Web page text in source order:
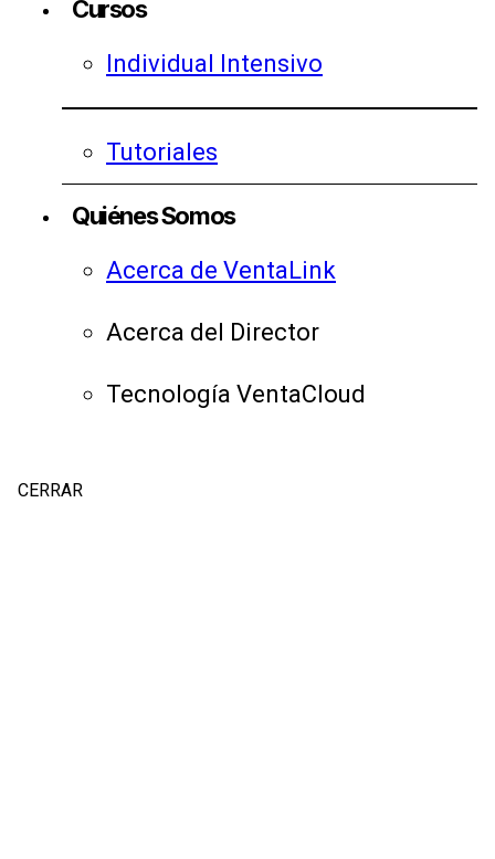
Cursos
Individual Intensivo
Tutoriales
Quiénes Somos
Acerca de VentaLink
Acerca del Director
Tecnología VentaCloud
CERRAR